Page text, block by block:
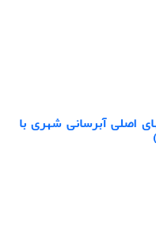
ارائه مدل برآورد نرخ شکست لوله‎های اصلی آب‎رسانی شهری با